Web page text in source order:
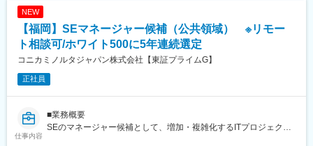
や美容機器などを企画開発、提供している企業です。
・MYTREX「REBIVEシリーズ」を筆頭に、継続しやすい、かつ
習慣に溶け込むセルフケアアイテムを多数開発してまいりまし
変更の範囲：会社の定める業務
・地域社会の発展に貢献するソリューションの提供と推進
商材例：文書管理システム、ペーパーレス会議システム他
※必要に応じて他拠点や顧客先への出張が発生します。
ムがソリューション商材の拡販を担っております。チームメンバ
ーは4名です。
NEW
【福岡】SEマネージャー候補（公共領域） ※リモー
ト相談可/ホワイト500に5年連続選定
コニカミノルタジャパン株式会社【東証プライムG】
正社員
仕事内容
■業務概要
SEのマネージャー候補として、増加・複雑化するITプロジェクト